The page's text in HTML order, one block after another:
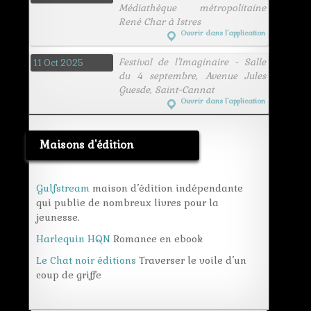
Médiathèque métropolitaine
René Char à Istres
Ouvrir dans l’application
11 Oct 2025
Festival de l'Imaginaire - Salle
du 4 septembre, Avenue Jules
Guesde, Saint-Cannat
Ouvrir dans l’application
Maisons d'édition
Gulfstream maison d’édition indépendante
qui publie de nombreux livres pour la
jeunesse.
Harlequin HQN Romance en ebook
Le Chat noir éditions Traverser le voile d’un
coup de griffe